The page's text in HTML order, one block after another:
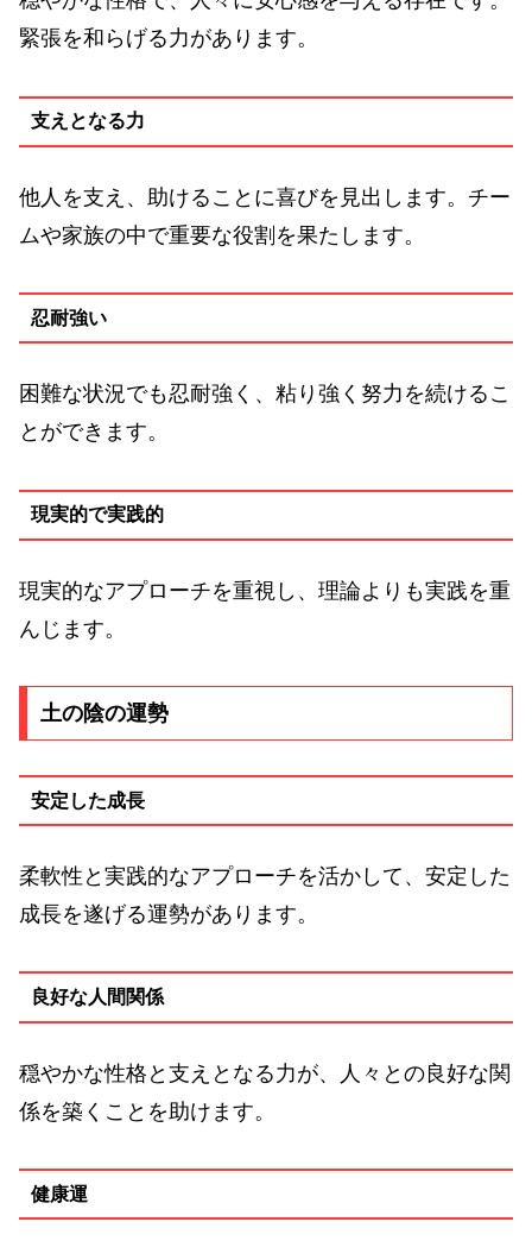
緊張を和らげる力があります。
支えとなる力
他人を支え、助けることに喜びを見出します。チー
ムや家族の中で重要な役割を果たします。
忍耐強い
困難な状況でも忍耐強く、粘り強く努力を続けるこ
とができます。
現実的で実践的
現実的なアプローチを重視し、理論よりも実践を重
んじます。
土の陰の運勢
安定した成長
柔軟性と実践的なアプローチを活かして、安定した
成長を遂げる運勢があります。
良好な人間関係
穏やかな性格と支えとなる力が、人々との良好な関
係を築くことを助けます。
健康運